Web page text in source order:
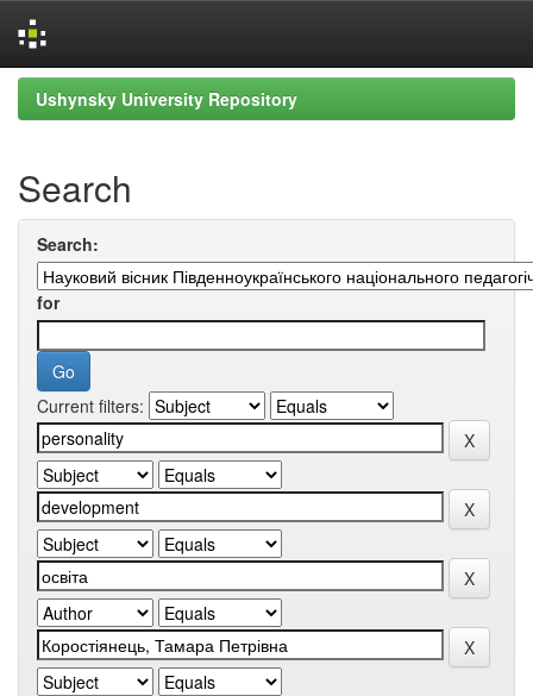
Skip
navigation
Ushynsky University Repository
Search
Search:
for
Current filters: